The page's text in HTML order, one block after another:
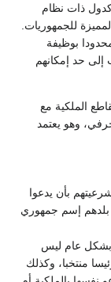
كدول ذات نظام
للجمهوريات.
بوظيفة
إلى حد إمكانهم
الملكية مع
وهو يعتمد
بأن يدعوا
إسم جمهوري
وبشكل عام ليس
منتخبا، وكذلك